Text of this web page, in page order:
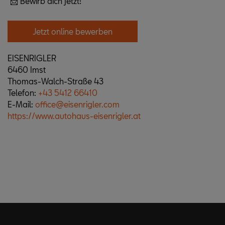
Jetzt online bewerben
EISENRIGLER
6460 Imst
Thomas-Walch-Straße 43
Telefon: +43 5412 66410
E-Mail: office@eisenrigler.com
https://www.autohaus-eisenrigler.at